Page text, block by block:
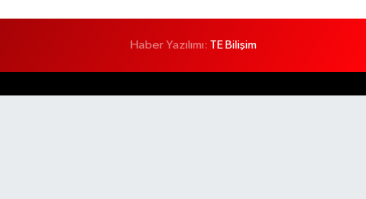
Haber Yazılımı: TE Bilişim